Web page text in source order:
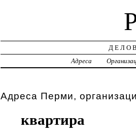
Адреса
Адреса Перми,
квартира